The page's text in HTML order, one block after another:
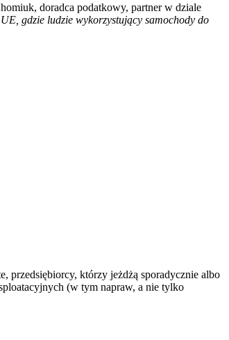
doradca podatkowy, partner w dziale
gdzie ludzie wykorzystujący samochody do
przedsiębiorcy, którzy jeżdżą sporadycznie albo
(w tym napraw, a nie tylko